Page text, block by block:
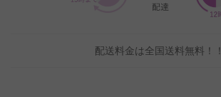
配送料金は全国送料無料！！